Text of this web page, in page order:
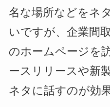
名な場所などをネ
いですが、企業間
のホームページを
ースリリースや新
ネタに話すのが効